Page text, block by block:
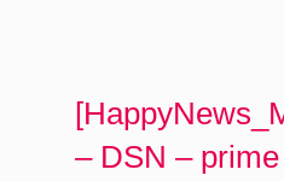
– DSN –